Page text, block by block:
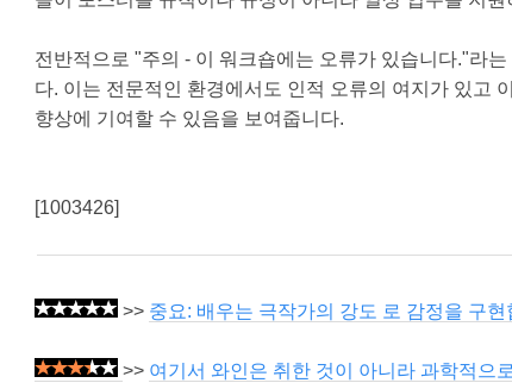
전반적으로 "주의 - 이 워크숍에는 오류가 있습니다."라
다. 이는 전문적인 환경에서도 인적 오류의 여지가 있고
향상에 기여할 수 있음을 보여줍니다.
[1003426]
>> 중요: 배우는 극작가의 강도 로 감정을 구현
>> 여기서 와인은 취한 것이 아니라 과학적으